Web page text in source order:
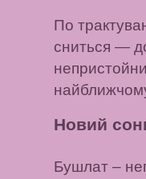
По
сниться —
Новий
Бушлат –